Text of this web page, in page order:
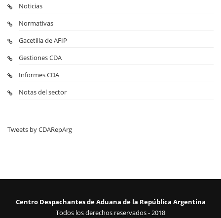
Noticias
Normativas
Gacetilla de AFIP
Gestiones CDA
Informes CDA
Notas del sector
Tweets by CDARepArg
Centro Despachantes de Aduana de la República Argentina
Todos los derechos reservados - 2018